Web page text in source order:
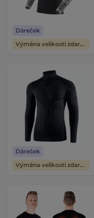
Dáreček
Výměna velikosti zdarma
Dáreček
Výměna velikosti zdarma